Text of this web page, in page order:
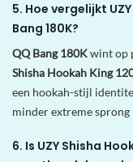
5. Hoe vergelijkt
Bang 180K?
QQ Bang 180Kwint op
Shisha Hookah King
een hookah-stijl
minder extreme
6. Is UZY Shisha